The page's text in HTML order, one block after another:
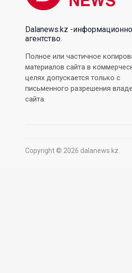
Dalanews.kz -
агентство.
Полное или частичное
материалов сайта в
целях допускается только с
письменного разрешения
сайта.
Copyright © 2026 dalanews.kz.